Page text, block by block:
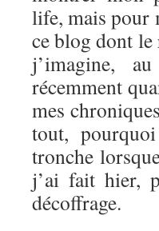
life, mais pour
ce blog dont
j’imagine,
récemment
mes
tout,
tronche
j’ai fait hier,
décoffrage.